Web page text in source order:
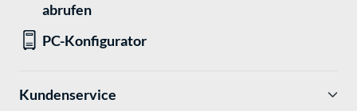
abrufen
PC-Konfigurator
Kundenservice